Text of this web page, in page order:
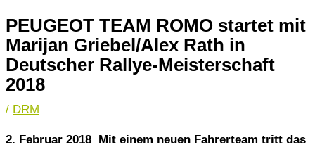
PEUGEOT TEAM ROMO startet mit
Marijan Griebel/Alex Rath in
Deutscher Rallye-Meisterschaft
2018
/ DRM
2. Februar 2018 Mit einem neuen Fahrerteam tritt das